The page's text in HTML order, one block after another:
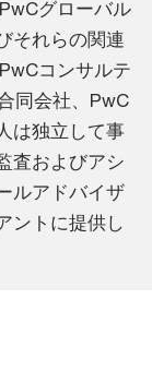
グローバル
それらの関連
コンサルテ
同会社、PwC
は独立して事
査およびアシ
ルアドバイザ
ントに提供し